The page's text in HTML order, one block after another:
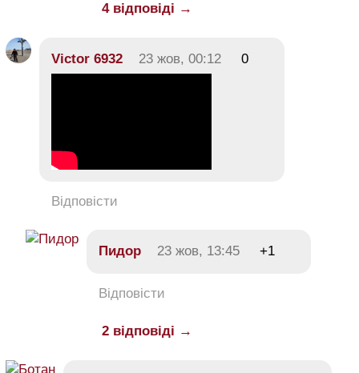
4 відповіді →
Victor 6932 23 жов, 00:12 0
Відповісти
Пидор 23 жов, 13:45 +1
Відповісти
2 відповіді →